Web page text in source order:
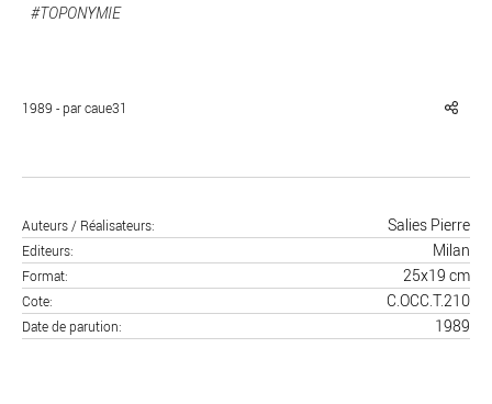
AUTRES CRITÈRES
Réinitialiser Fermer la recherche avancée
#TOPONYMIE
1989 - par caue31
Auteurs / Réalisateurs Salies Pierre
Editeurs Milan
Format 25x19 cm
Cote C.OCC.T.210
Date de parution 1989